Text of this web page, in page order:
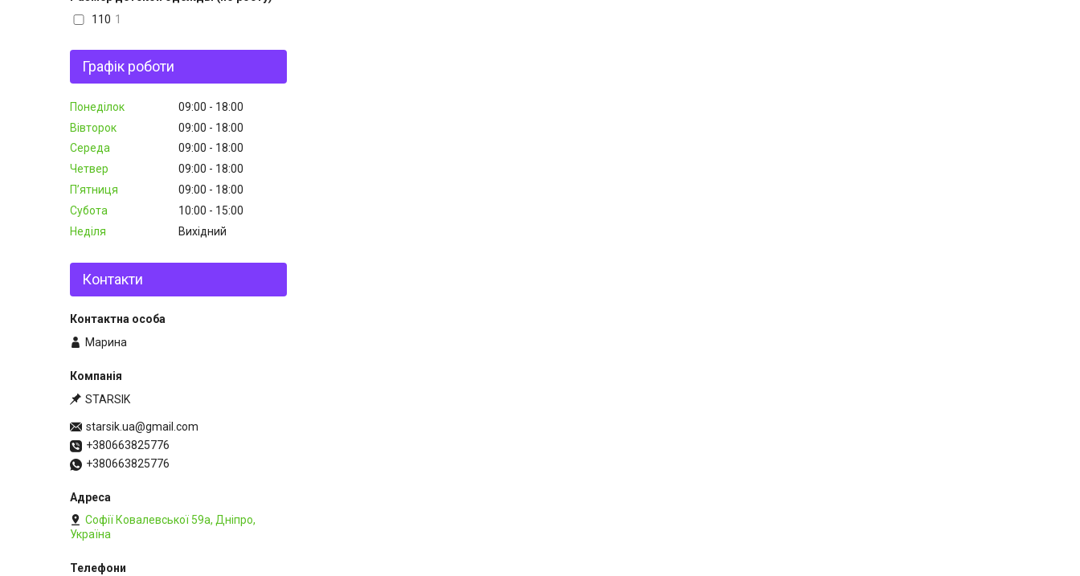
110 1
Графік роботи
Понеділок 09:00
18:00
Вівторок
09:00
18:00
Середа
09:00
18:00
Четвер
09:00
18:00
Пʼятниця
09:00
18:00
Субота
10:00
15:00
Неділя
Вихідний
Контакти
Марина
STARSIK
starsik.ua@gmail.com
+380663825776
+380663825776
Софії Ковалевської 59а, Дніпро,
Україна